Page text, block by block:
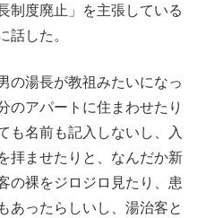
制度廃止」を主張している
話した。
の湯長が教祖みたいになっ
のアパートに住まわせたり
も名前も記入しないし、入
拝ませたりと、なんだか新
の裸をジロジロ見たり、患
あったらしいし、湯治客と